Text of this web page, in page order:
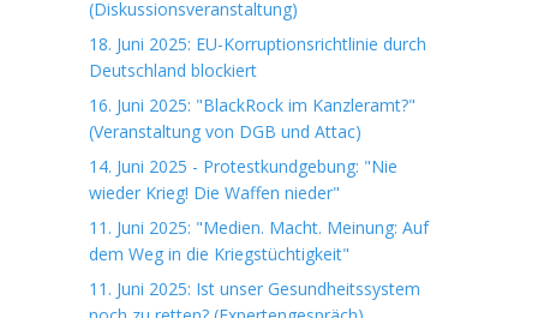
(Diskussionsveranstaltung)
18. Juni 2025: EU-Korruptionsrichtlinie durch
Deutschland blockiert
16. Juni 2025: "BlackRock im Kanzleramt?"
(Veranstaltung von DGB und Attac)
14. Juni 2025 - Protestkundgebung: "Nie
wieder Krieg! Die Waffen nieder"
11. Juni 2025: "Medien. Macht. Meinung: Auf
dem Weg in die Kriegstüchtigkeit"
11. Juni 2025: Ist unser Gesundheitssystem